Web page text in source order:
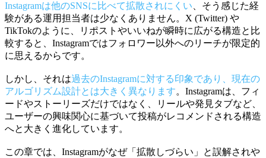
Instagramは他のSNSに比べて拡散されにくい 、そう感じた経
験がある運用担当者は少なくありません。X (Twitter) や
TikTokのように、リポストやいいねが瞬時に広がる構造と比
較すると、Instagramではフォロワー以外へのリーチが限定的
に思えるからです。
しかし、それは過去のInstagramに対する印象であり、現在の
アルゴリズム設計とは大きく異なります。Instagramは、フィ
ードやストーリーズだけではなく、リールや発見タブなど、
ユーザーの興味関心に基づいて投稿がレコメンドされる構造
へと大きく進化しています。
この章では、Instagramがなぜ「拡散しづらい」と誤解されや